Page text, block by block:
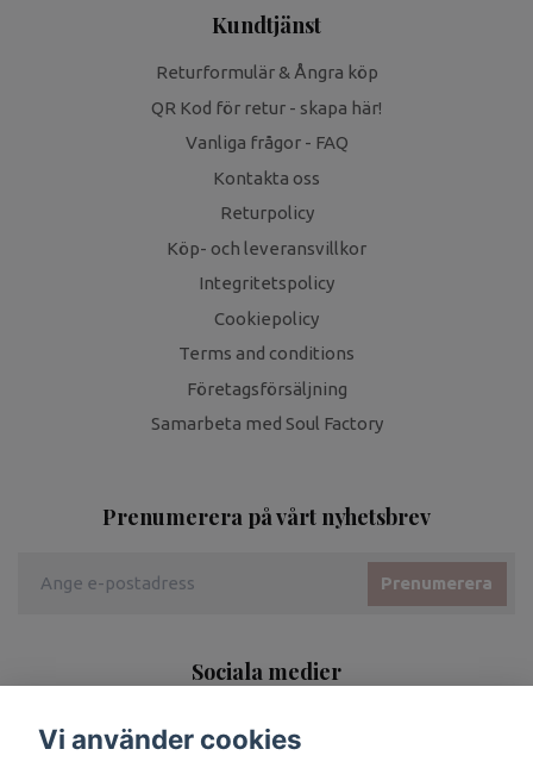
Kundtjänst
Returformulär & Ångra köp
QR Kod för retur - skapa här!
Vanliga frågor - FAQ
Kontakta oss
Returpolicy
Köp- och leveransvillkor
Integritetspolicy
Cookiepolicy
Terms and conditions
Företagsförsäljning
Samarbeta med Soul Factory
Prenumerera på vårt nyhetsbrev
Prenumerera
Sociala medier
Vi använder cookies